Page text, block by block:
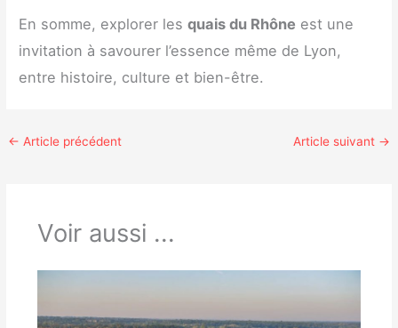
En somme, explorer lesquais du Rhône est une
invitation à savourer l’essence même de Lyon,
entre histoire, culture et bien-être.
← Article précédent Article suivant →
Voir aussi ...